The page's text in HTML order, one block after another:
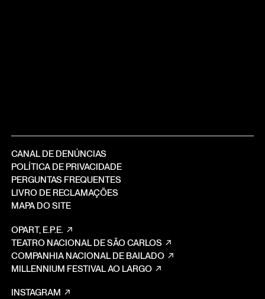
CANAL DE DENÚNCIAS
POLÍTICA DE PRIVACIDADE
PERGUNTAS FREQUENTES
LIVRO DE RECLAMAÇÕES
MAPA DO SITE
OPART, E.P.E.
TEATRO NACIONAL DE SÃO CARLOS
COMPANHIA NACIONAL DE BAILADO
MILLENNIUM FESTIVAL AO LARGO
INSTAGRAM